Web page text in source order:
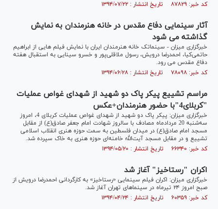
کد خبر: ۸۷۸۲۹ تاریخ انتشار : ۱۳۹۴/۰۷/۲۲
آثار سینمایی دفاع مقدس در خانه هنرمندان به نمایش
گذاشته می شود
خبرگزاری میزان - سینماتک خانه هنرمندان ایران با نمایش فیلم هایی از ابراهیم
حاتمی‌کیا، احمدرضا درویش، رسول ملاقلی‌پور و خسرو سینایی به استقبال هفته
دفاع مقدس می رود.
کد خبر: ۷۸۰۹۸ تاریخ انتشار : ۱۳۹۴/۰۶/۲۸
مراسم تشییع پیکر پاک دو شهید از شهدای غواص عملیات
"کربلای4"با حضور هنرمندان+عکس
خبرگزاری میزان: پیکر پاک دو شهید از شهدای غواص عملیات کربلای 4، امروز
سه‌شنبه 20 مردادماه مصادف با سالروز شهادت امام جعفر صادق(ع) از مقابل
مسجد امام صادق(ع) در میدان فلسطین به سمت حوزه هنری انقلاب اسلامی
تشییع و در مقابل مسجد آیت‌الله خامنه‌ای حوزه هنری به خاک سپرده شد.
کد خبر: ۶۶۳۴۰ تاریخ انتشار : ۱۳۹۴/۰۵/۲۰
اکران "رستاخیز" آغاز شد
خبرگزاری میزان: اکران فیلم سینمایی «رستاخیز» به‌ کارگردانی احمدرضا درویش از
صبح امروز ۲۴ تیرماه در سینماهای تهران آغاز شد.
کد خبر: ۶۰۳۵۹ تاریخ انتشار : ۱۳۹۴/۰۴/۲۴